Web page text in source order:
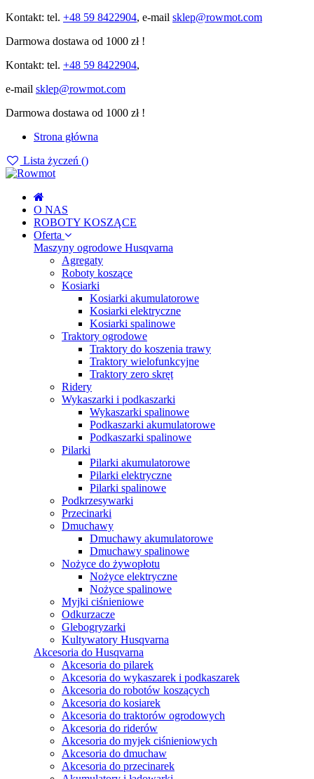
Kontakt: tel. +48 59 8422904, e-mail sklep@rowmot.com
Darmowa dostawa od 1000 zł !
Kontakt: tel. +48 59 8422904,
e-mail sklep@rowmot.com
Darmowa dostawa od 1000 zł !
Strona główna
Lista życzeń ()
O NAS
ROBOTY KOSZĄCE
Oferta
Maszyny ogrodowe Husqvarna
Agregaty
Roboty koszące
Kosiarki
Kosiarki akumulatorowe
Kosiarki elektryczne
Kosiarki spalinowe
Traktory ogrodowe
Traktory do koszenia trawy
Traktory wielofunkcyjne
Traktory zero skręt
Ridery
Wykaszarki i podkaszarki
Wykaszarki spalinowe
Podkaszarki akumulatorowe
Podkaszarki spalinowe
Pilarki
Pilarki akumulatorowe
Pilarki elektryczne
Pilarki spalinowe
Podkrzesywarki
Przecinarki
Dmuchawy
Dmuchawy akumulatorowe
Dmuchawy spalinowe
Nożyce do żywopłotu
Nożyce elektryczne
Nożyce spalinowe
Myjki ciśnieniowe
Odkurzacze
Glebogryzarki
Kultywatory Husqvarna
Akcesoria do Husqvarna
Akcesoria do pilarek
Akcesoria do wykaszarek i podkaszarek
Akcesoria do robotów koszących
Akcesoria do kosiarek
Akcesoria do traktorów ogrodowych
Akcesoria do riderów
Akcesoria do myjek ciśnieniowych
Akcesoria do dmuchaw
Akcesoria do przecinarek